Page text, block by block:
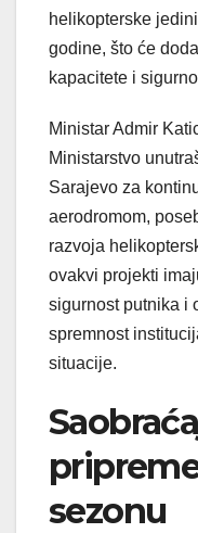
helikopterske
godine, što će
kapacitete i
Ministar Admir
Ministarstvo
Sarajevo za
aerodromom,
razvoja
ovakvi projekti
sigurnost putnika i
spremnost
situacije.
sezonu